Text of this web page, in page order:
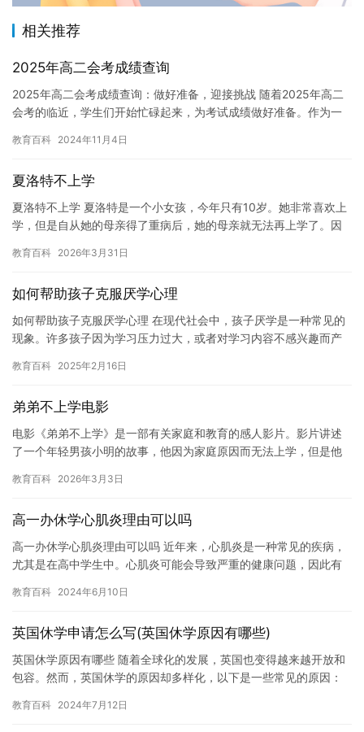
相关推荐
2025年高二会考成绩查询
2025年高二会考成绩查询：做好准备，迎接挑战 随着2025年高二
会考的临近，学生们开始忙碌起来，为考试成绩做好准备。作为一
教育百科 2024年11月4日
夏洛特不上学
夏洛特不上学 夏洛特是一个小女孩，今年只有10岁。她非常喜欢上
学，但是自从她的母亲得了重病后，她的母亲就无法再上学了。因
行…
教育百科 2026年3月31日
如何帮助孩子克服厌学心理
如何帮助孩子克服厌学心理 在现代社会中，孩子厌学是一种常见的
现象。许多孩子因为学习压力过大，或者对学习内容不感兴趣而产
克服…
教育百科 2025年2月16日
弟弟不上学电影
电影《弟弟不上学》是一部有关家庭和教育的感人影片。影片讲述
了一个年轻男孩小明的故事，他因为家庭原因而无法上学，但是他
值。 …
教育百科 2026年3月3日
高一办休学心肌炎理由可以吗
高一办休学心肌炎理由可以吗 近年来，心肌炎是一种常见的疾病，
尤其是在高中学生中。心肌炎可能会导致严重的健康问题，因此有
以…
教育百科 2024年6月10日
英国休学申请怎么写(英国休学原因有哪些)
英国休学原因有哪些 随着全球化的发展，英国也变得越来越开放和
包容。然而，英国休学的原因却多样化，以下是一些常见的原因：
教育百科 2024年7月12日